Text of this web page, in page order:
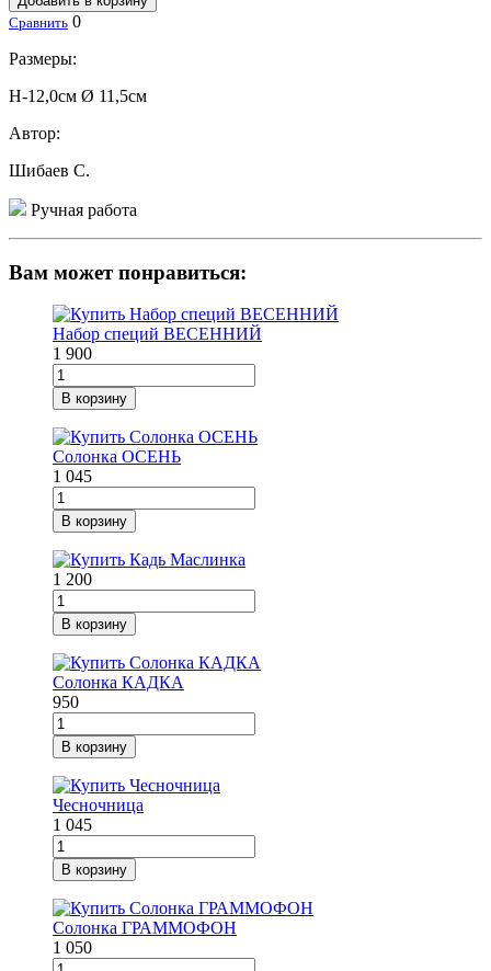
Сравнить 0
Размеры:
Н-12,0см Ø 11,5см
Автор:
Шибаев С.
Ручная работа
Вам может понравиться:
Набор специй ВЕСЕННИЙ
1 900
В корзину
Солонка ОСЕНЬ
1 045
В корзину
1 200
В корзину
Солонка КАДКА
950
В корзину
Чесночница
1 045
В корзину
Солонка ГРАММОФОН
1 050